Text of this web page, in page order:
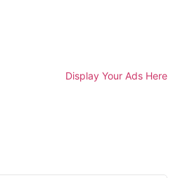
Display Your Ads Here